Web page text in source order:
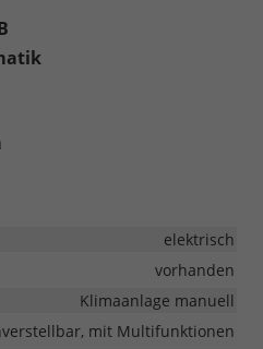
elektrisch
vorhanden
Klimaanlage manuell
mit Multifunktionen